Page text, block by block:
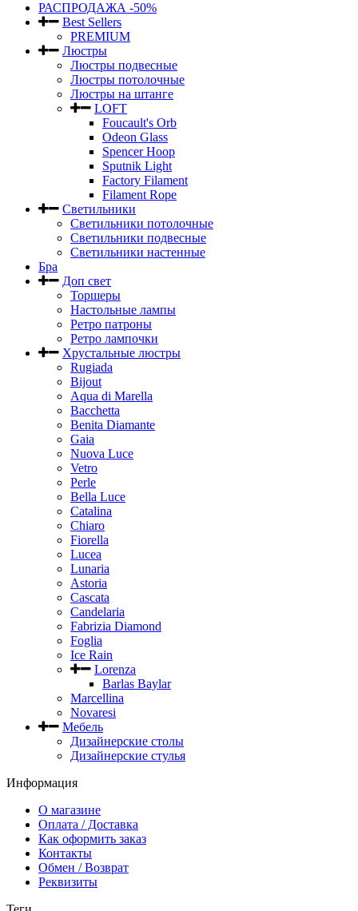
РАСПРОДАЖА -50%
Best Sellers
PREMIUM
Люстры
Люстры подвесные
Люстры потолочные
Люстры на штанге
LOFT
Foucault's Orb
Odeon Glass
Spencer Hoop
Sputnik Light
Factory Filament
Filament Rope
Светильники
Светильники потолочные
Светильники подвесные
Светильники настенные
Бра
Доп свет
Торшеры
Настольные лампы
Ретро патроны
Ретро лампочки
Хрустальные люстры
Rugiada
Bijout
Aqua di Marella
Bacchetta
Benita Diamante
Gaia
Nuova Luce
Vetro
Perle
Bella Luce
Сatalina
Chiaro
Fiorella
Lucea
Lunaria
Astoria
Cascata
Candelaria
Fabrizia Diamond
Foglia
Ice Rain
Lorenza
Barlas Baylar
Marcellina
Novaresi
Мебель
Дизайнерские столы
Дизайнерские стулья
Информация
О магазине
Оплата / Доставка
Как оформить заказ
Контакты
Обмен / Возврат
Реквизиты